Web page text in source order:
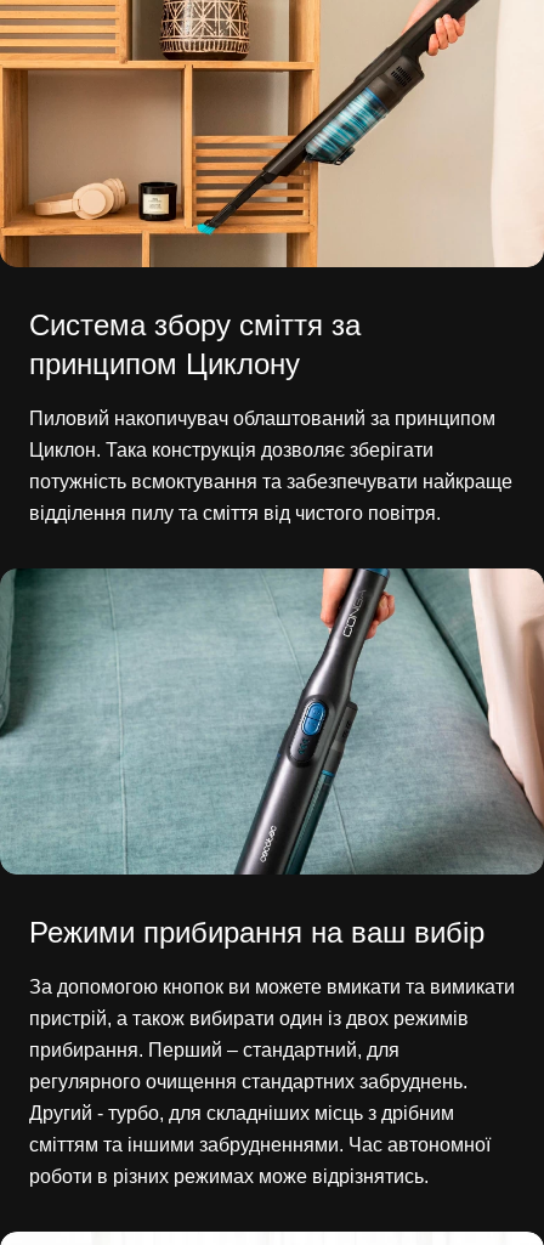
Система збору сміття за
принципом Циклону
Пиловий накопичувач облаштований за принципом
Циклон. Така конструкція дозволяє зберігати
потужність всмоктування та забезпечувати найкраще
відділення пилу та сміття від чистого повітря.
Режими прибирання на ваш вибір
За допомогою кнопок ви можете вмикати та вимикати
пристрій, а також вибирати один із двох режимів
прибирання. Перший – стандартний, для
регулярного очищення стандартних забруднень.
Другий - турбо, для складніших місць з дрібним
сміттям та іншими забрудненнями. Час автономної
роботи в різних режимах може відрізнятись.